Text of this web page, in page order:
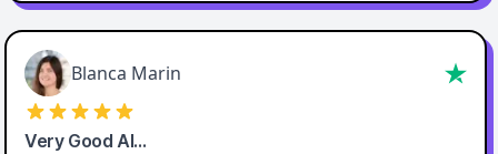
Blanca Marin
Very Good AI…